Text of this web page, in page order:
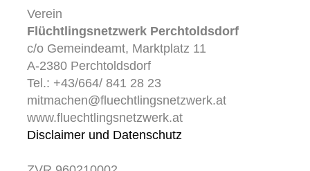
Verein
Flüchtlingsnetzwerk Perchtoldsdorf
c/o Gemeindeamt, Marktplatz 11
A-2380 Perchtoldsdorf
Tel.: +43/664/ 841 28 23
mitmachen@fluechtlingsnetzwerk.at
www.fluechtlingsnetzwerk.at
Disclaimer und Datenschutz